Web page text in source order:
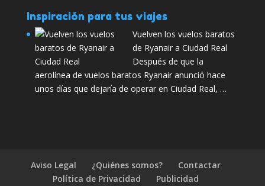
Inspiración para tus viajes
Vuelven los vuelos baratos
de Ryanair a Ciudad Real
Después de que la
aerolínea de vuelos baratos Ryanair anunció hace
unos días que dejaría de operar en Ciudad Real, …
Aviso Legal ¿Quiénes somos?
Contactar
Política de Privacidad
Publicidad